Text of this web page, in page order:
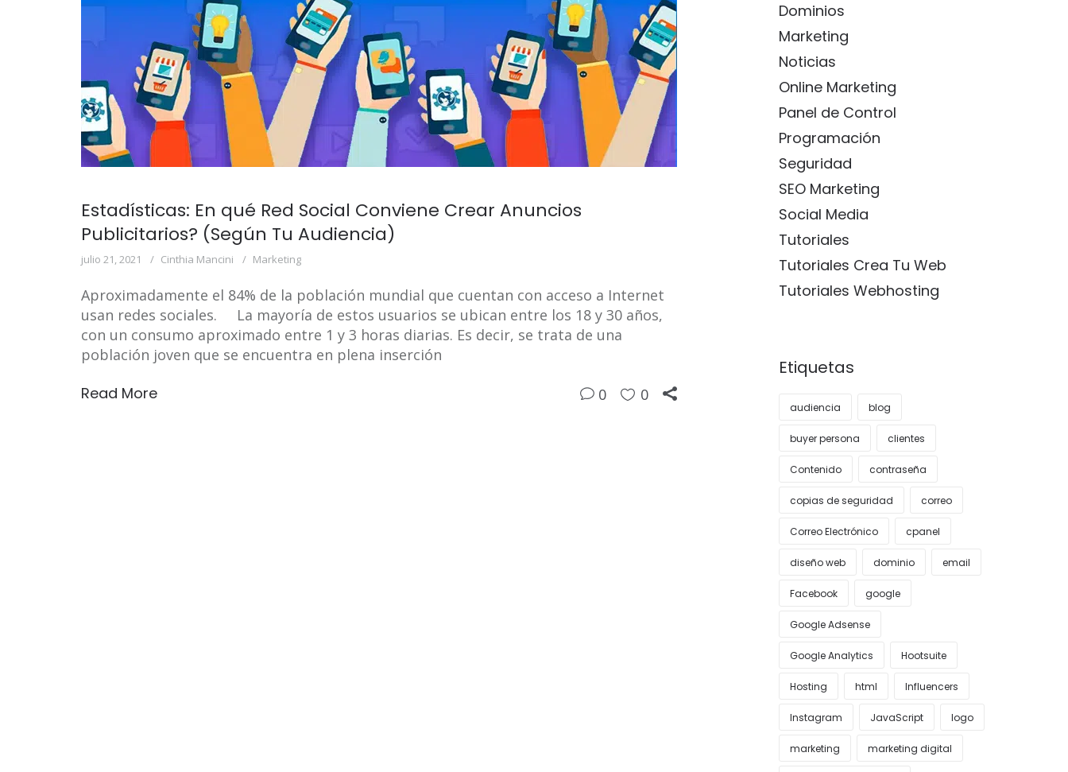
Estadísticas: En qué Red Social Conviene Crear Anuncios
Publicitarios? (Según Tu Audiencia)
julio 21, 2021 Cinthia Mancini Marketing
Aproximadamente el 84% de la población mundial que cuentan con acceso a Internet
usan redes sociales. La mayoría de estos usuarios se ubican entre los 18 y 30 años,
con un consumo aproximado entre 1 y 3 horas diarias. Es decir, se trata de una
población joven que se encuentra en plena inserción
Read More 0 0
Dominios
Marketing
Noticias
Online Marketing
Panel de Control
Programación
Seguridad
SEO Marketing
Social Media
Tutoriales
Tutoriales Crea Tu Web
Tutoriales Webhosting
Etiquetas
audiencia blog
buyer persona clientes
Contenido contraseña
copias de seguridad correo
Correo Electrónico cpanel
diseño web dominio email
Facebook google
Google Adsense
Google Analytics Hootsuite
Hosting html Influencers
Instagram JavaScript logo
marketing marketing digital